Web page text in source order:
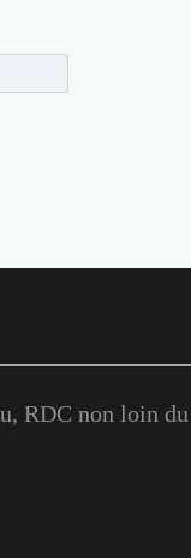
RDC non loin